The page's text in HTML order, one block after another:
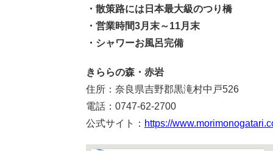
・散策路には日本最大級のつり橋
・営業時間3月末～11月末
・シャワーお風呂完備
きららの森・赤岩
住所：奈良県吉野郡黒滝村中戸526
電話：0747-62-2700
公式サイト： https://